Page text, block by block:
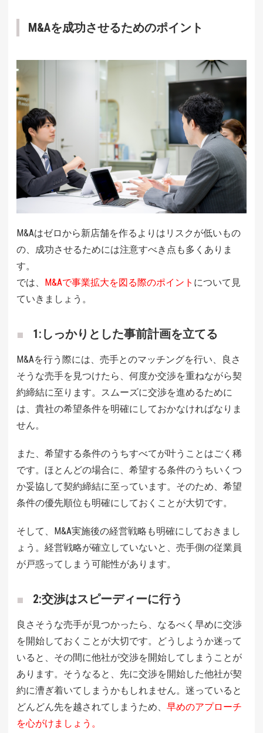
M&Aを成功させるためのポイント
M&Aはゼロから新店舗を作るよりはリスクが低いもの
の、成功させるためには注意すべき点も多くありま
す。
では、 M&Aで事業拡大を図る際のポイント について見
ていきましょう。
1:しっかりとした事前計画を立てる
M&Aを行う際には、売手とのマッチングを行い、良さ
そうな売手を見つけたら、何度か交渉を重ねながら契
約締結に至ります。スムーズに交渉を進めるために
は、貴社の希望条件を明確にしておかなければなりま
せん。
また、希望する条件のうちすべてが叶うことはごく稀
です。ほとんどの場合に、希望する条件のうちいくつ
か妥協して契約締結に至っています。そのため、希望
条件の優先順位も明確にしておくことが大切です。
そして、M&A実施後の経営戦略も明確にしておきまし
ょう。経営戦略が確立していないと、売手側の従業員
が戸惑ってしまう可能性があります。
2:交渉はスピーディーに行う
良さそうな売手が見つかったら、なるべく早めに交渉
を開始しておくことが大切です。どうしようか迷って
いると、その間に他社が交渉を開始してしまうことが
あります。そうなると、先に交渉を開始した他社が契
約に漕ぎ着いてしまうかもしれません。迷っていると
どんどん先を越されてしまうため、 早めのアプローチ
を心がけましょう。